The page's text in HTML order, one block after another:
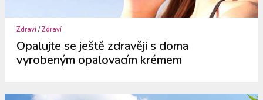
Zdraví /Zdraví
Opalujte se ještě zdravěji s doma
vyrobeným opalovacím krémem